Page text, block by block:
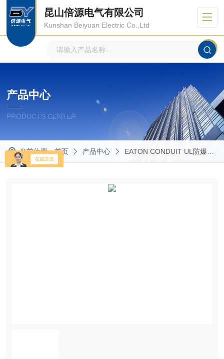
昆山倍源电气有限公司
Kunshan Beiyuan Electric Co.,Ltd
产品中心
PRODUCTS CENTER
当前位置：首页 产品中心 EATON CONDUIT UL防爆管件